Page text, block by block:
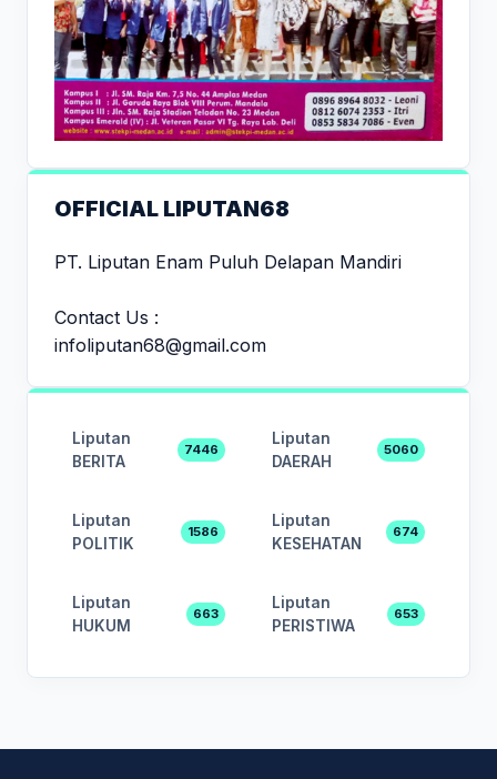
OFFICIAL LIPUTAN68
PT. Liputan Enam Puluh Delapan Mandiri
Contact Us :
infoliputan68@gmail.com
Liputan
BERITA
7446
Liputan
DAERAH
5060
Liputan
POLITIK
1586
Liputan
KESEHATAN
674
Liputan
HUKUM
663
Liputan
PERISTIWA
653